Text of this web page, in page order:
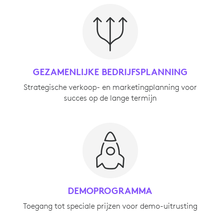
GEZAMENLIJKE BEDRIJFSPLANNING
Strategische verkoop- en marketingplanning voor
succes op de lange termijn
DEMOPROGRAMMA
Toegang tot speciale prijzen voor demo-uitrusting